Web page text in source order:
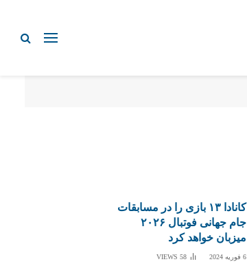
کانادا ۱۳ بازی را در مسابقات
جام جهانی فوتبال ۲۰۲۶
میزبان خواهد کرد
6 فوریه 2024 58
VIEWS